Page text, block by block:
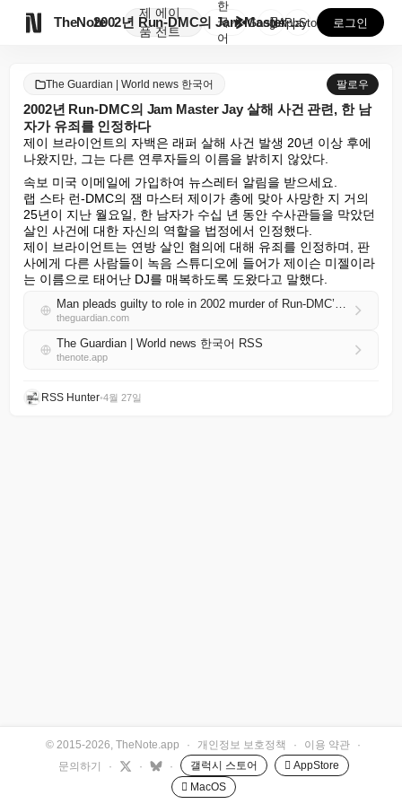
TheNote
제
품
에이
전트
2002년 Run-DMC의 Jam Master Jay ...
한
국
어
GooglePlay
AppStore 로그인
The Guardian | World news 한국어 팔로우
2002년 Run-DMC의 Jam Master Jay 살해 사건 관련, 한 남
자가 유죄를 인정하다
제이 브라이언트의 자백은 래퍼 살해 사건 발생 20년 이상 후에
나왔지만, 그는 다른 연루자들의 이름을 밝히지 않았다.
속보 미국 이메일에 가입하여 뉴스레터 알림을 받으세요.
랩 스타 런-DMC의 잼 마스터 제이가 총에 맞아 사망한 지 거의
25년이 지난 월요일, 한 남자가 수십 년 동안 수사관들을 막았던
살인 사건에 대한 자신의 역할을 법정에서 인정했다.
제이 브라이언트는 연방 살인 혐의에 대해 유죄를 인정하며, 판
사에게 다른 사람들이 녹음 스튜디오에 들어가 제이슨 미젤이라
는 이름으로 태어난 DJ를 매복하도록 도왔다고 말했다.
Man pleads guilty to role in 2002 murder of Run-DMC’s Jam Master Jay
theguardian.com
The Guardian | World news 한국어 RSS
thenote.app
RSS Hunter•4월 27일
© 2015-2026, TheNote.app · 개인정보 보호정책 · 이용 약관
·
문의하기
· · · 갤럭시 스토어
 AppStore
 MacOS